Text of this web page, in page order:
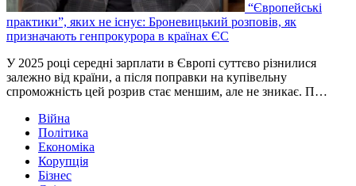
“Європейські
практики”, яких не існує: Броневицький розповів, як
призначають генпрокурора в країнах ЄС
У 2025 році середні зарплати в Європі суттєво різнилися
залежно від країни, а після поправки на купівельну
спроможність цей розрив стає меншим, але не зникає. П…
Війна
Політика
Економіка
Корупція
Бізнес